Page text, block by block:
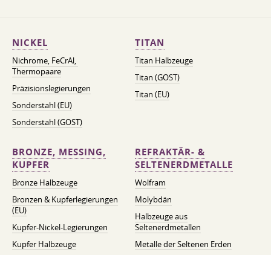
NICKEL
Nichrome, FeСrAl, ​​
Thermopaare
Präzisionslegierungen
Sonderstahl (EU)
Sonderstahl (GOST)
TITAN
Titan Halbzeuge
Titan (GOST)
Titan (EU)
BRONZE, MESSING,
KUPFER
Bronze Halbzeuge
Bronzen & Kupferlegierungen
(EU)
Kupfer-Nickel-Legierungen
Kupfer Halbzeuge
REFRAKTÄR- &
SELTENERDMETALLE
Wolfram
Molybdän
Halbzeuge aus
Seltenerdmetallen
Metalle der Seltenen Erden